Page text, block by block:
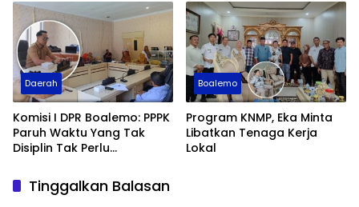
Daerah
Komisi I DPR Boalemo: PPPK
Paruh Waktu Yang Tak
Disiplin Tak Perlu
Boalemo
Program KNMP, Eka Minta
Libatkan Tenaga Kerja
Lokal
Tinggalkan Balasan